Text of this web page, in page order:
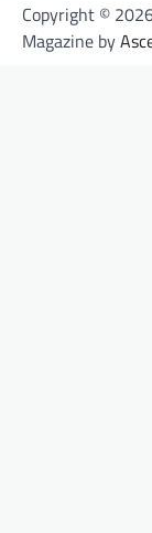
Copyright ©
Magazine by